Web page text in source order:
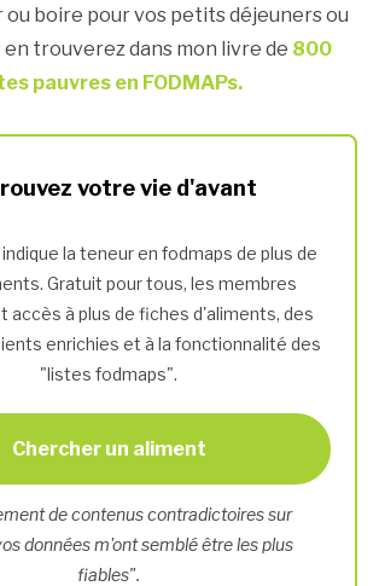
ou boire pour vos petits déjeuners ou
trouverez dans mon livre de 800
pauvres en FODMAPs.
votre vie d'avant
la teneur en fodmaps de plus de
Gratuit pour tous, les membres
accès à plus de fiches d'aliments, des
enrichies et à la fonctionnalité des
"listes fodmaps".
Chercher un aliment
de contenus contradictoires sur
données m'ont semblé être les plus
fiables".